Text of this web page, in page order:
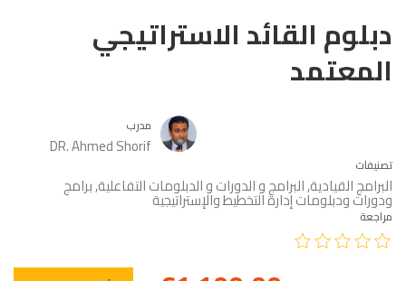
دبلوم القائد الاستراتيجي
المعتمد
مدرب
DR. Ahmed Shorif
تصنيفات
البرامج القيادية,البرامج و الدورات و الدبلومات التفاعلية,برامج
ودورات ودبلومات إدارة التخطيط والإستراتيجية
مراجعة